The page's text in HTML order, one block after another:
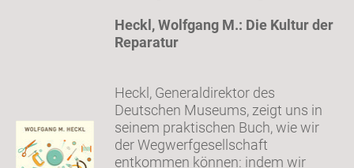
Heckl, Wolfgang M.: Die Kultur der
Reparatur
Heckl, Generaldirektor des
Deutschen Museums, zeigt uns in
seinem praktischen Buch, wie wir
der Wegwerfgesellschaft
entkommen können: indem wir